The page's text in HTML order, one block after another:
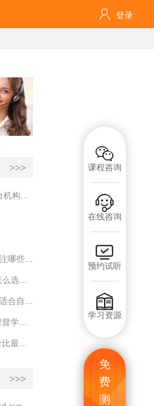
 登录

课程咨询

在线咨询

预约试听

学习资源
免
费
测
>>>
>>>